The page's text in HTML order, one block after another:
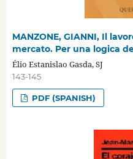
MANZONE, GIANNI, Il
mercato. Per una logica
Élio Estanislao Gasda, SJ
143-145
PDF (SPANISH)